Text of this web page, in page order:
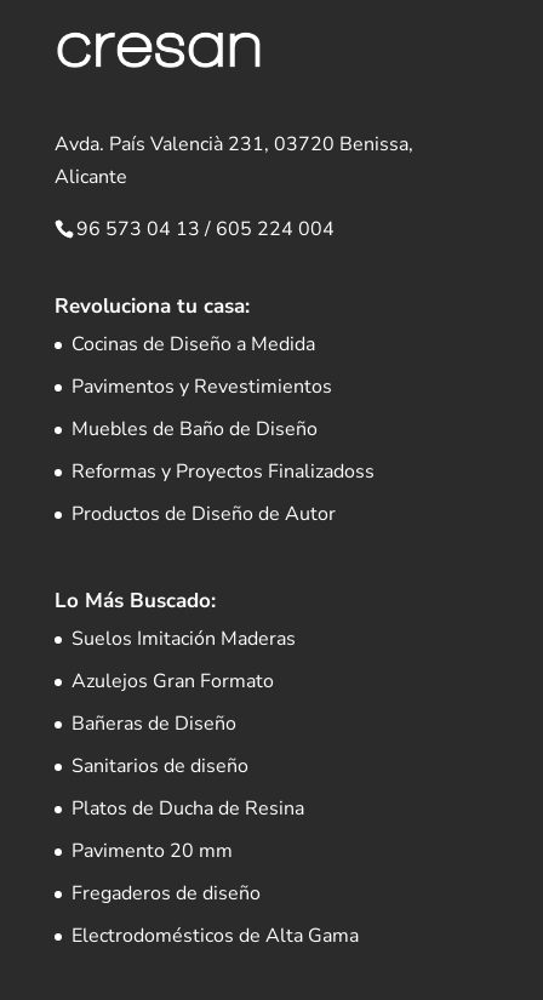
Avda. País Valencià 231, 03720 Benissa,
Alicante
96 573 04 13/ 605 224 004
Revoluciona tu casa:
Cocinas de Diseño a Medida
Pavimentos y Revestimientos
Muebles de Baño de Diseño
Reformas y Proyectos Finalizadoss
Productos de Diseño de Autor
Lo Más Buscado:
Suelos Imitación Maderas
Azulejos Gran Formato
Bañeras de Diseño
Sanitarios de diseño
Platos de Ducha de Resina
Pavimento 20 mm
Fregaderos de diseño
Electrodomésticos de Alta Gama